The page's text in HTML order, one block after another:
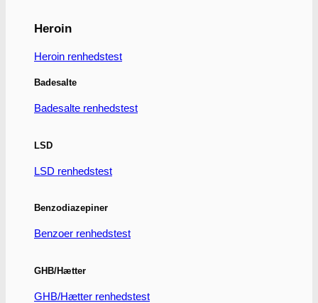
Heroin
Heroin renhedstest
Badesalte
Badesalte renhedstest
LSD
LSD renhedstest
Benzodiazepiner
Benzoer renhedstest
GHB/Hætter
GHB/Hætter renhedstest
Mulighederne
vælges
varesiden